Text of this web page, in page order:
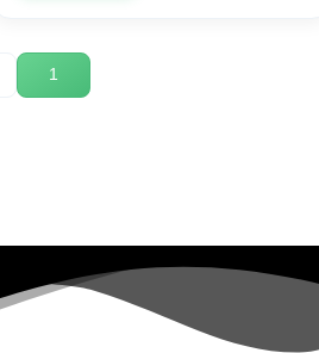
1